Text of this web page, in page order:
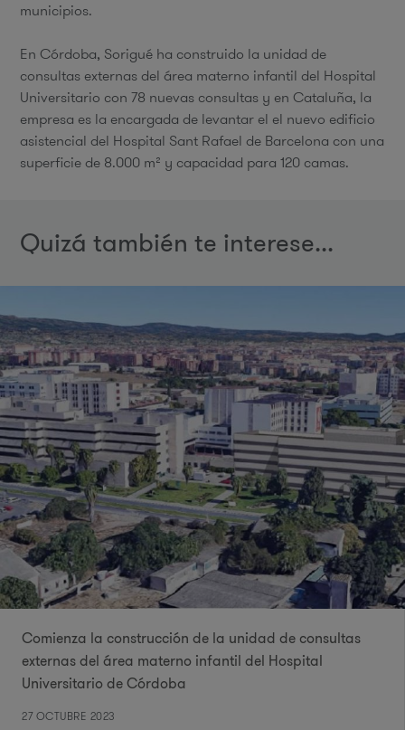
municipios.
En Córdoba, Sorigué ha construido la unidad de
consultas externas del área materno infantil del Hospital
Universitario con 78 nuevas consultas y en Cataluña, la
empresa es la encargada de levantar el el nuevo edificio
asistencial del Hospital Sant Rafael de Barcelona con una
superficie de 8.000 m² y capacidad para 120 camas.
Quizá también te interese...
Comienza la construcción de la unidad de consultas
externas del área materno infantil del Hospital
Universitario de Córdoba
27 OCTUBRE 2023